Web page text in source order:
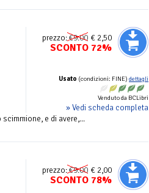
prezzo:€9.00 € 2,50
SCONTO 72%
Usato (condizioni: FINE) dettagli
Venduto da BCLibri
» Vedi scheda completa
e di avere,...
prezzo:€9.00 € 2,00
SCONTO 78%